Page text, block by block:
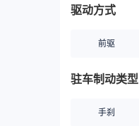
驱动方式
前驱
驻车制动类型
手刹